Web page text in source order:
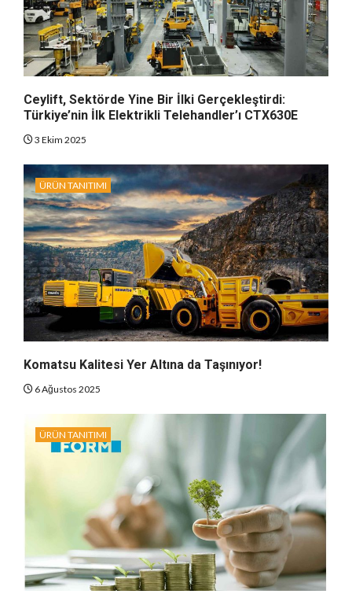
Ceylift, Sektörde Yine Bir İlki Gerçekleştirdi:
Türkiye’nin İlk Elektrikli Telehandler’ı CTX630E
3 Ekim 2025
ÜRÜN TANITIMI
Komatsu Kalitesi Yer Altına da Taşınıyor!
6 Ağustos 2025
ÜRÜN TANITIMI